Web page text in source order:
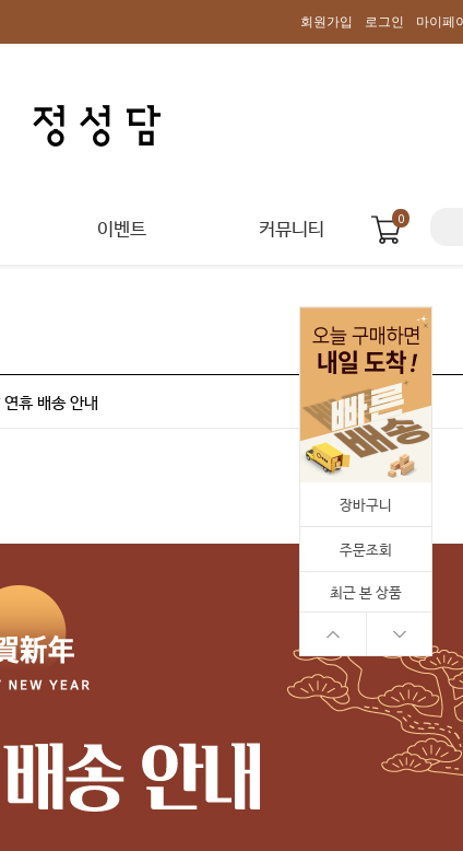
회원가입 로그인 마이페
이벤트 커뮤니티 0
장바구니
주문조회
최근 본 상품
휴 배송 안내